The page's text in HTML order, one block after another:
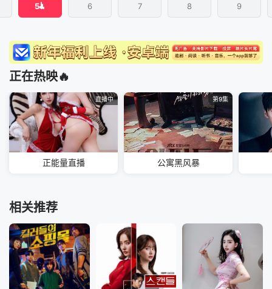
5 6 7 8 9
正在热映🔥
直播中
正能量直播
第9集
公寓黑风暴
相关推荐